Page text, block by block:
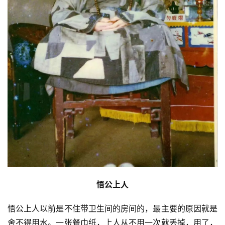
悟公上人
悟公上人以前是不住带卫生间的房间的，最主要的原因就是
舍不得用水。一张餐巾纸，上人从不用一次就丢掉，用了，